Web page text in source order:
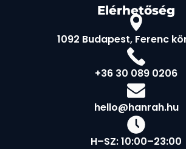
Elérhetőség
1092 Budapest, Ferenc
+36 30 089 0206
hello@hanrah.hu
H–SZ: 10:00–23:00